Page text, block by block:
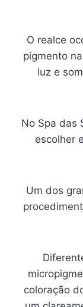
O realce
pigmento
luz e
No Spa das
escolher
Um dos
coloração